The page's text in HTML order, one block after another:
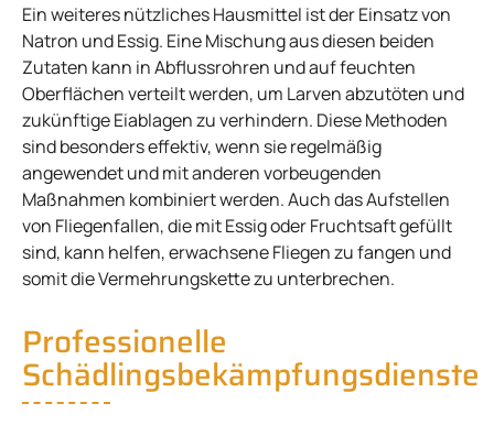
Ein weiteres nützliches Hausmittel ist der Einsatz von
Natron und Essig. Eine Mischung aus diesen beiden
Zutaten kann in Abflussrohren und auf feuchten
Oberflächen verteilt werden, um Larven abzutöten und
zukünftige Eiablagen zu verhindern. Diese Methoden
sind besonders effektiv, wenn sie regelmäßig
angewendet und mit anderen vorbeugenden
Maßnahmen kombiniert werden. Auch das Aufstellen
von Fliegenfallen, die mit Essig oder Fruchtsaft gefüllt
sind, kann helfen, erwachsene Fliegen zu fangen und
somit die Vermehrungskette zu unterbrechen.
Professionelle
Schädlingsbekämpfungsdienste